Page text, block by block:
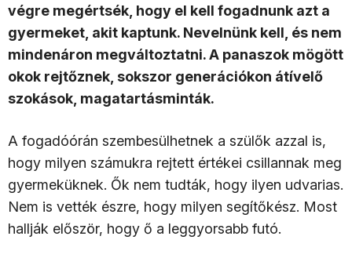
végre megértsék, hogy el kell fogadnunk azt a
gyermeket, akit kaptunk. Nevelnünk kell, és nem
mindenáron megváltoztatni. A panaszok mögött
okok rejtőznek, sokszor generációkon átívelő
szokások, magatartásminták.
A fogadóórán szembesülhetnek a szülők azzal is,
hogy milyen számukra rejtett értékei csillannak meg
gyermeküknek. Ők nem tudták, hogy ilyen udvarias.
Nem is vették észre, hogy milyen segítőkész. Most
hallják először, hogy ő a leggyorsabb futó.